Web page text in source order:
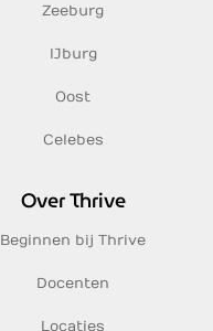
Zeeburg
IJburg
Oost
Celebes
Over Thrive
Beginnen bij Thrive
Docenten
Locaties